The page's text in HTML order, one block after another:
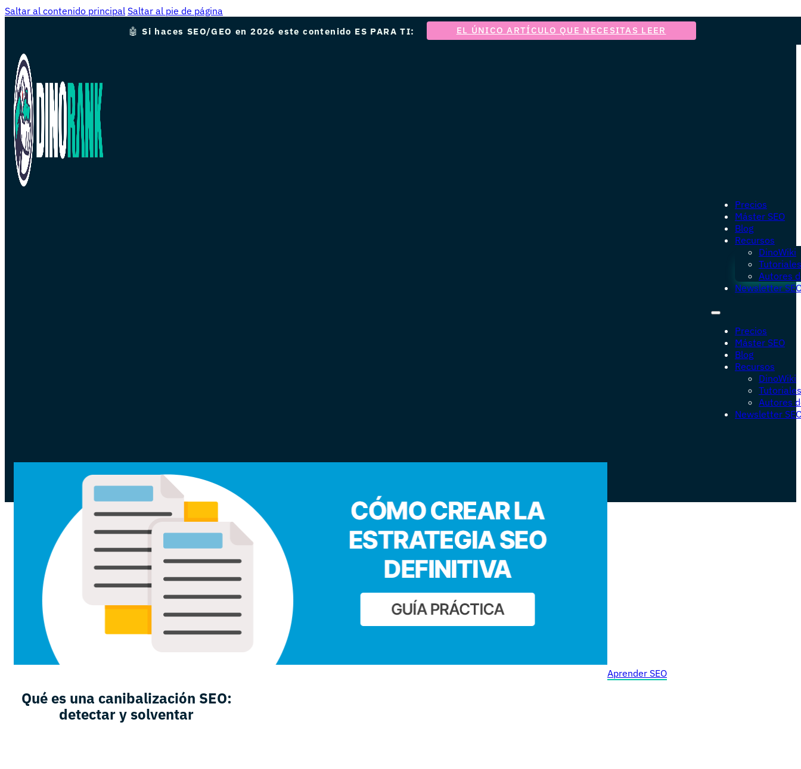
Saltar al contenido principal Saltar al pie de página
🤖Si haces SEO/GEO en 2026 este contenido ES PARA TI: EL ÚNICO ARTÍCULO QUE NECESITAS LEER
Precios
Máster SEO
Blog
Recursos
DinoWiki
Tutoriales
Autores
Newsletter
Precios
Máster SEO
Blog
Recursos
DinoWiki
Tutoriales
Autores
Newsletter
Aprender SEO
Qué es una canibalización SEO:
detectar y solventar